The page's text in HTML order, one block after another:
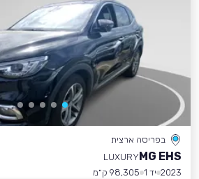
בפריסה ארצית
MG EHS
LUXURY
2023 יד 1
98,305 ק״מ